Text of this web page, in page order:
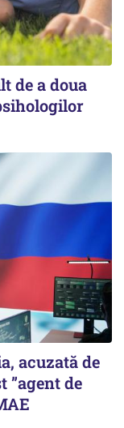
de a doua
acuzată de
”agent de